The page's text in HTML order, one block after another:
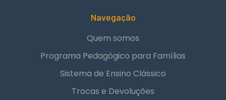
Navegação
Quem somos
Programa Pedagógico para Famílias
Sistema de Ensino Clássico
Trocas e Devoluções